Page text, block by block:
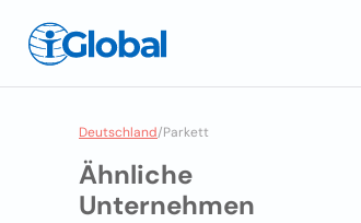
Deutschland/Parkett
Ähnliche
Unternehmen